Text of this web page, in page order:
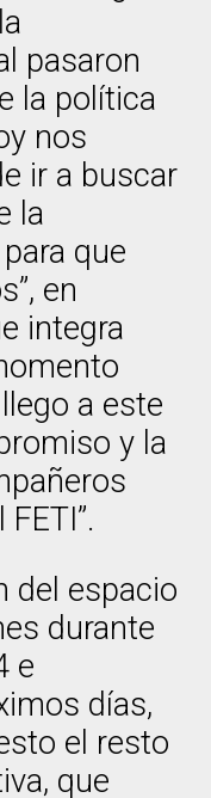
pasaron
la política
nos
ir a buscar
la
que
en
integra
a este
y la
del espacio
durante
e
días,
el resto
que